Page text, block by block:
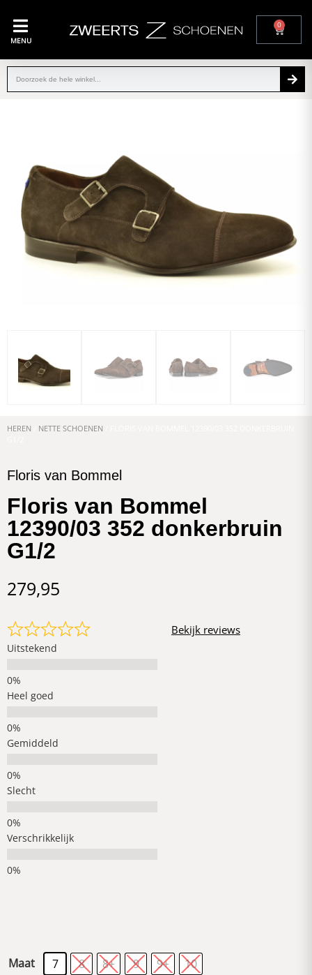
MENU
0
HEREN NETTE SCHOENEN
Floris van Bommel
Floris van Bommel
12390/03 352 donkerbruin
G1/2
279,95
Uitstekend
Heel goed
Gemiddeld
Slecht
Verschrikkelijk
Bekijk reviews
Maat 7 8 8+ 9 9+ 10